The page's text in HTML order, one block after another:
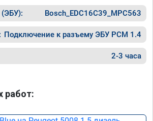
(ЭБУ): Bosch_EDC16C39_MPC563
Подключение к разъему ЭБУ PCM 1.4
2-3 часа
работ: